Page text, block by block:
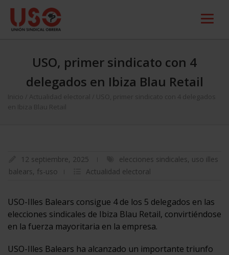
USO, primer sindicato con 4
delegados en Ibiza Blau Retail
Inicio Actualidad electoral
USO, primer sindicato con 4 delegados
en Ibiza Blau Retail
12 septiembre, 2025 elecciones sindicales, uso illes
balears, fs-uso Actualidad electoral
USO-Illes Balears consigue 4 de los 5 delegados en las
elecciones sindicales de Ibiza Blau Retail, convirtiéndose
en la fuerza mayoritaria en la empresa.
USO-Illes Balears ha alcanzado un importante triunfo